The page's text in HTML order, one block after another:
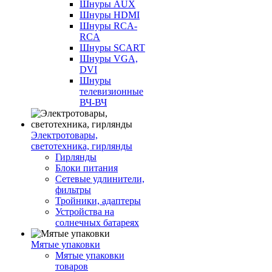
Шнуры AUX
Шнуры HDMI
Шнуры RCA-
RCA
Шнуры SCART
Шнуры VGA,
DVI
Шнуры
телевизионные
ВЧ-ВЧ
Электротовары,
светотехника, гирлянды
Гирлянды
Блоки питания
Сетевые удлинители,
фильтры
Тройники, адаптеры
Устройства на
солнечных батареях
Мятые упаковки
Мятые упаковки
товаров